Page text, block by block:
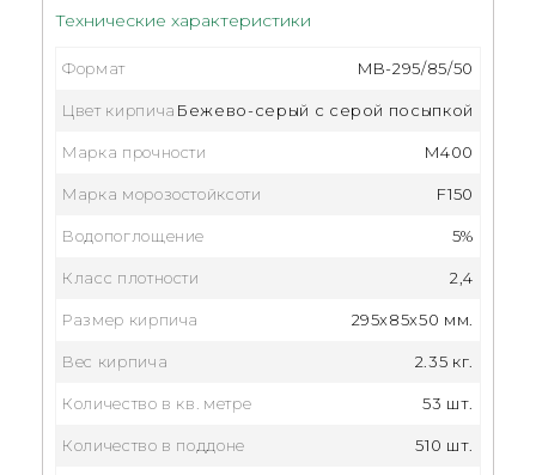
Технические характеристики
Формат MB-295/85/50
Цвет кирпича Бежево-серый с серой посыпкой
Марка прочности M400
Марка морозостойксоти F150
Водопоглощение 5%
Класс плотности 2,4
Размер кирпича 295x85x50 мм.
Вес кирпича 2.35 кг.
Количество в кв. метре 53 шт.
Количество в поддоне 510 шт.